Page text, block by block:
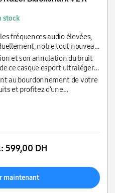
stock
fréquences audio élevées,
notre tout nouveau
en 1 pour un son plus
et des basses plus
vocales claires et
et son annulation du bruit
ce casque esport ultraléger
grâce à sa conception
plus clair et de
au bourdonnement de votre
et profitez d’une
rien filtrer depuis
599,00 DH
maintenant